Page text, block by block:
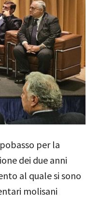
per la
dei due anni
al quale si sono
molisani